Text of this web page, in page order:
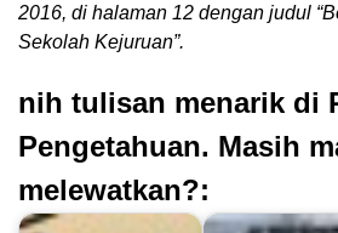
2016, di halaman 12 dengan judul
Sekolah Kejuruan”.
nih tulisan menarik di
Pengetahuan. Masih
melewatkan?: